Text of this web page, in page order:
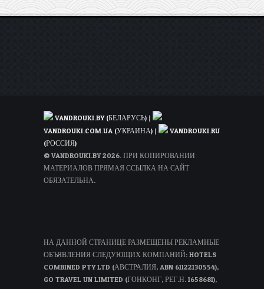
Ригу
VANDROUKI.BY (БЕЛАРУСЬ) |
VANDROUKI.COM.UA (УКРАИНА) |
VANDROUKI.RU
(РОССИЯ)
© VANDROUKI.BY 2026. ПРИ КОПИРОВАНИИ
МАТЕРИАЛОВ ПРЯМАЯ ССЫЛКА НА САЙТ
ОБЯЗАТЕЛЬНА.
НА ДАННОЙ СТРАНИЦЕ РАЗМЕЩЕНЫ РЕКЛАМНЫЕ
ОБЪЯВЛЕНИЯ СЛЕДУЮЩИХ КОМПАНИЙ: HOTELS
COMBINED PTY LTD (АВСТРАЛИЯ, ABN 61122130554),
GO TRAVEL UN LIMITED (ГОНКОНГ, РЕГ.Н. 1658681),